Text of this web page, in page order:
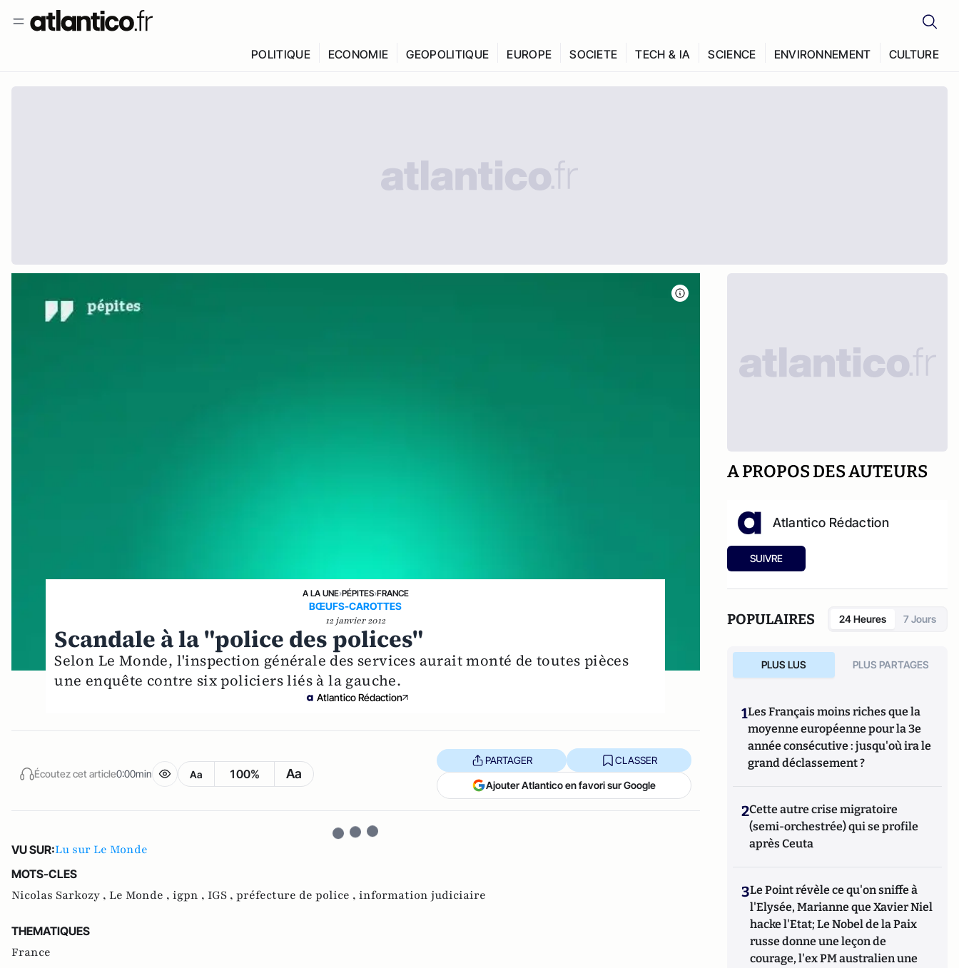
POLITIQUE ECONOMIE GEOPOLITIQUE EUROPE SOCIETE TECH & IA SCIENCE ENVIRONNEMENT CULTURE
A LA UNE›PÉPITES›FRANCE
BŒUFS-CAROTTES
12 janvier 2012
Scandale à la "police des polices"
Selon Le Monde, l'inspection générale des services aurait monté de toutes pièces
une enquête contre six policiers liés à la gauche.
Atlantico Rédaction
Écoutez cet article0:00min Aa 100% Aa
PARTAGER CLASSER
Ajouter Atlantico en favori sur Google
VU SUR:Lu sur Le Monde
MOTS-CLES
Nicolas Sarkozy , Le Monde , igpn , IGS , préfecture de police , information judiciaire
THEMATIQUES
France
A PROPOS DES AUTEURS
Atlantico Rédaction
SUIVRE
POPULAIRES 24 Heures 7 Jours
PLUS LUS PLUS PARTAGES
1Les Français moins riches que la
moyenne européenne pour la 3e
année consécutive : jusqu'où ira le
grand déclassement ?
2Cette autre crise migratoire
(semi-orchestrée) qui se profile
après Ceuta
3Le Point révèle ce qu'on sniffe à
l'Elysée, Marianne que Xavier Niel
hacke l'Etat; Le Nobel de la Paix
russe donne une leçon de
courage, l'ex PM australien une